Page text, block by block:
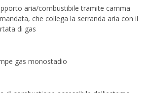
aria/combustibile tramite camma
che collega la serranda aria con il
di gas
gas monostadio